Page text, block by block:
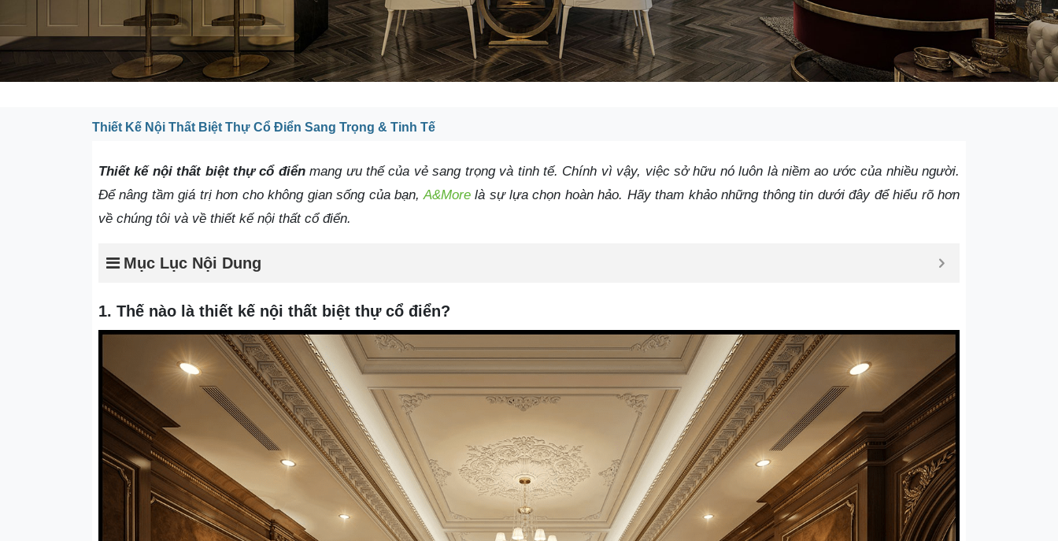
Thiết Kế Nội Thất Biệt Thự Cổ Điển Sang Trọng & Tinh Tế
Thiết kế nội thất biệt thự cổ điểnmang ưu thế của vẻ sang trọng và tinh tế. Chính vì vậy, việc sở hữu nó luôn là niềm ao ước của nhiều người.
Để nâng tầm giá trị hơn cho không gian sống của bạn,A&Morelà sự lựa chọn hoàn hảo. Hãy tham khảo những thông tin dưới đây để hiểu rõ hơn
về chúng tôi và về thiết kế nội thất cổ điển.
Mục Lục Nội Dung
1. Thế nào là thiết kế nội thất biệt thự cổ điển?